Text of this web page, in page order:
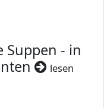
Suppen - in
lesen